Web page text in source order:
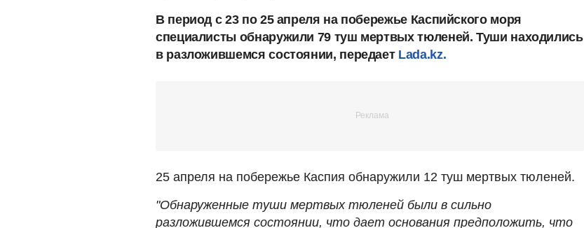
В период с 23 по 25 апреля на побережье Каспийского моря
специалисты обнаружили 79 туш мертвых тюленей. Туши находились
в разложившемся состоянии, передает Lada.kz.
25 апреля на побережье Каспия обнаружили 12 туш мертвых тюленей.
"Обнаруженные туши мертвых тюленей были в сильно
разложившемся состоянии, что дает основания предположить, что